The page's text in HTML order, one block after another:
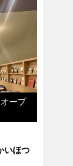
ープ
いほつ